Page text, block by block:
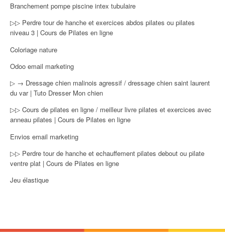
Branchement pompe piscine intex tubulaire
▷▷ Perdre tour de hanche et exercices abdos pilates ou pilates
niveau 3 | Cours de Pilates en ligne
Coloriage nature
Odoo email marketing
▷ → Dressage chien malinois agressif / dressage chien saint laurent
du var | Tuto Dresser Mon chien
▷▷ Cours de pilates en ligne / meilleur livre pilates et exercices avec
anneau pilates | Cours de Pilates en ligne
Envios email marketing
▷▷ Perdre tour de hanche et echauffement pilates debout ou pilate
ventre plat | Cours de Pilates en ligne
Jeu élastique